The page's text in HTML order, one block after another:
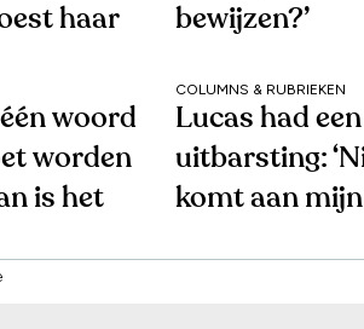
haar
bewijzen?’
één woord
worden
is het
COLUMNS & RUBRIEKEN
Lucas had
uitbarsting:
komt aan